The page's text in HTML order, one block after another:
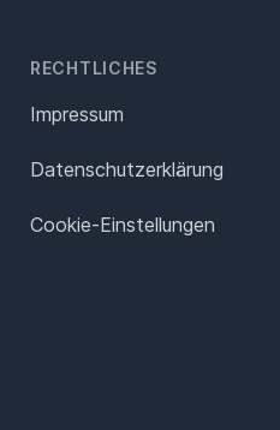
RECHTLICHES
Impressum
Datenschutz­erklärung
Cookie-Einstellungen